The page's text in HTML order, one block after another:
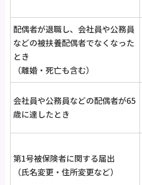
配偶者が退職し、会社員や公務員
などの被扶養配偶者でなくなった
とき
（離婚・死亡も含む）
会社員や公務員などの配偶者が65
歳に達したとき
第1号被保険者に関する届出
（氏名変更・住所変更など）